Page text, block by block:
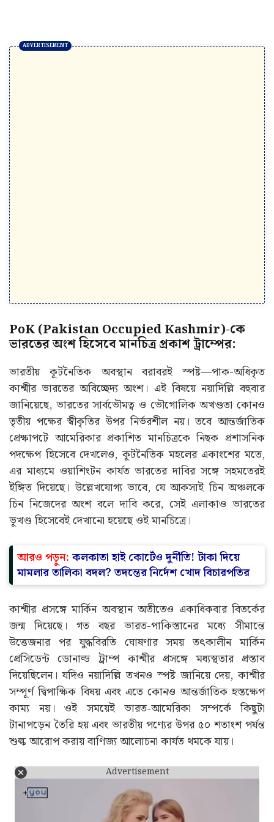
PoK (Pakistan Occupied Kashmir)-কে
ভারতের অংশ হিসেবে মানচিত্র প্রকাশ ট্রাম্পের:
ভারতীয় কূটনৈতিক অবস্থান বরাবরই স্পষ্ট—পাক-অধিকৃত
কাশ্মীর ভারতের অবিচ্ছেদ্য অংশ। এই বিষয়ে নয়াদিল্লি বহুবার
জানিয়েছে, ভারতের সার্বভৌমত্ব ও ভৌগোলিক অখণ্ডতা কোনও
তৃতীয় পক্ষের স্বীকৃতির উপর নির্ভরশীল নয়। তবে আন্তর্জাতিক
প্রেক্ষাপটে আমেরিকার প্রকাশিত মানচিত্রকে নিছক প্রশাসনিক
পদক্ষেপ হিসেবে দেখলেও, কূটনৈতিক মহলের একাংশের মতে,
এর মাধ্যমে ওয়াশিংটন কার্যত ভারতের দাবির সঙ্গে সহমতেরই
ইঙ্গিত দিয়েছে। উল্লেখযোগ্য ভাবে, যে আকসাই চিন অঞ্চলকে
চিন নিজেদের অংশ বলে দাবি করে, সেই এলাকাও ভারতের
ভূখণ্ড হিসেবেই দেখানো হয়েছে ওই মানচিত্রে।
আরও পড়ুন:কলকাতা হাই কোর্টেও দুর্নীতি! টাকা দিয়ে
মামলার তালিকা বদল? তদন্তের নির্দেশ খোদ বিচারপতির
কাশ্মীর প্রসঙ্গে মার্কিন অবস্থান অতীতেও একাধিকবার বিতর্কের
জন্ম দিয়েছে। গত বছর ভারত-পাকিস্তানের মধ্যে সীমান্তে
উত্তেজনার পর যুদ্ধবিরতি ঘোষণার সময় তৎকালীন মার্কিন
প্রেসিডেন্ট ডোনাল্ড ট্রাম্প কাশ্মীর প্রসঙ্গে মধ্যস্থতার প্রস্তাব
দিয়েছিলেন। যদিও নয়াদিল্লি তখনও স্পষ্ট জানিয়ে দেয়, কাশ্মীর
সম্পূর্ণ দ্বিপাক্ষিক বিষয় এবং এতে কোনও আন্তর্জাতিক হস্তক্ষেপ
কাম্য নয়। ওই সময়েই ভারত-আমেরিকা সম্পর্কে কিছুটা
টানাপড়েন তৈরি হয় এবং ভারতীয় পণ্যের উপর ৫০ শতাংশ পর্যন্ত
শুল্ক আরোপ করায় বাণিজ্য আলোচনা কার্যত থমকে যায়।
Advertisement